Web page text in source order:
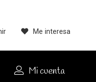
Me interesa
Mi cuenta